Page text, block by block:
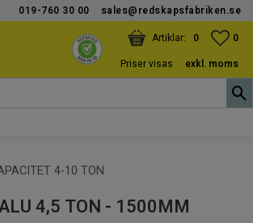
019-760 30 00 sales@redskapsfabriken.se
0
KUNDVAGN
ANTAL PRODUKTER:
0
Priser visas
exkl. moms
4-10 TON
4,5 TON - 1500MM